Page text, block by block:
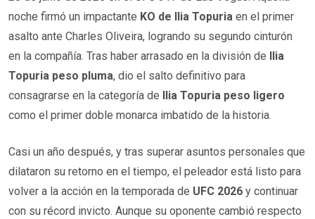
noche firmó un impactante KO de Ilia Topuria en el primer
asalto ante Charles Oliveira, logrando su segundo cinturón
en la compañía. Tras haber arrasado en la división de
Ilia
Topuria peso pluma, dio el salto definitivo para
consagrarse en la categoría de
Ilia Topuria peso ligero
como el primer doble monarca imbatido de la historia.
Casi un año después, y tras superar asuntos personales que
dilataron su retorno en el tiempo, el peleador está listo para
volver a la acción en la temporada de UFC 2026 y continuar
con su récord invicto. Aunque su oponente cambió respecto